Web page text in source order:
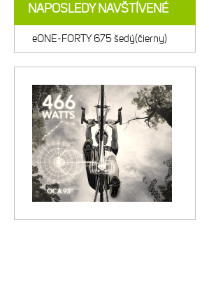
NAPOSLEDY NAVŠTÍVENÉ
eONE-FORTY 675 šedý(čierny)